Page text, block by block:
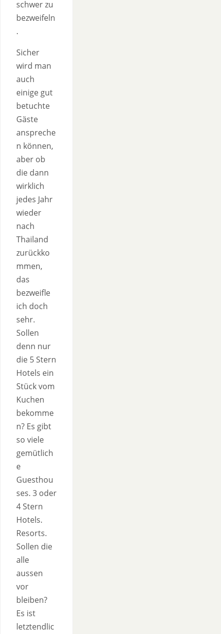
schwer zu
bezweifeln
.
Sicher
wird man
auch
einige gut
betuchte
Gäste
anspreche
n können,
aber ob
die dann
wirklich
jedes Jahr
wieder
nach
Thailand
zurückko
mmen,
das
bezweifle
ich doch
sehr.
Sollen
denn nur
die 5 Stern
Hotels ein
Stück vom
Kuchen
bekomme
n? Es gibt
so viele
gemütlich
e
Guesthou
ses. 3 oder
4 Stern
Hotels.
Resorts.
Sollen die
alle
aussen
vor
bleiben?
Es ist
letztendlic